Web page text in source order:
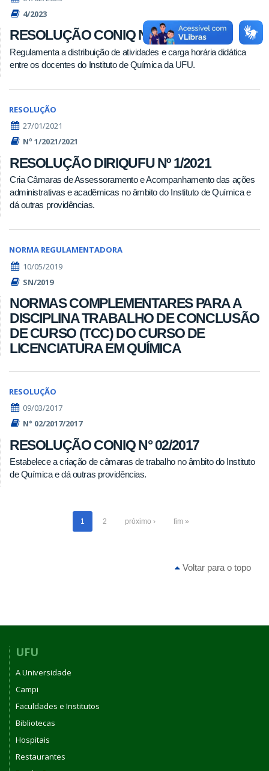
4/2023
RESOLUÇÃO CONIQ Nº 4/2023
Regulamenta a distribuição de atividades e carga horária didática
entre os docentes do Instituto de Química da UFU.
RESOLUÇÃO
27/01/2021
Nº 1/2021/2021
RESOLUÇÃO DIRIQUFU Nº 1/2021
Cria Câmaras de Assessoramento e Acompanhamento das ações
administrativas e acadêmicas no âmbito do Instituto de Química e
dá outras providências.
NORMA REGULAMENTADORA
10/05/2019
SN/2019
NORMAS COMPLEMENTARES PARA A
DISCIPLINA TRABALHO DE CONCLUSÃO
DE CURSO (TCC) DO CURSO DE
LICENCIATURA EM QUÍMICA
RESOLUÇÃO
09/03/2017
N° 02/2017/2017
RESOLUÇÃO CONIQ N° 02/2017
Estabelece a criação de câmaras de trabalho no âmbito do Instituto
de Química e dá outras providências.
1 2 próximo › fim »
Voltar para o topo
UFU
A Universidade
Campi
Faculdades e Institutos
Bibliotecas
Hospitais
Restaurantes